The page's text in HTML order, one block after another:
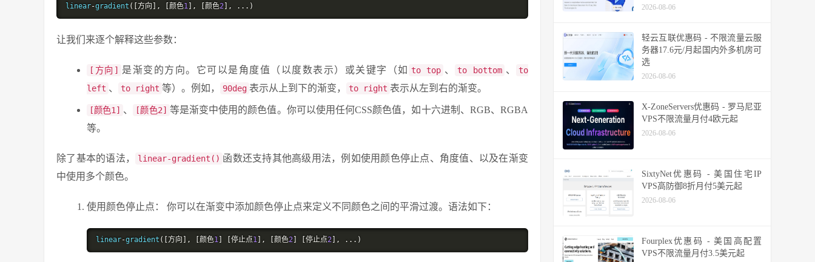
linear-gradient ([方向], [颜色1 ], [颜色2 ], ...)
让我们来逐个解释这些参数：
[方向] 是渐变的方向。它可以是角度值（以度数表示）或关键字（如 to top 、 to bottom 、
to
left 、 to right 等）。例如， 90deg 表示从上到下的渐变， to right 表示从左到右的渐变。
[颜色1] 、 [颜色2] 等是渐变中使用的颜色值。你可以使用任何CSS颜色值，如十六进制、RGB、RGBA
等。
除了基本的语法， linear-gradient() 函数还支持其他高级用法，例如使用颜色停止点、角度值、以及在渐变
中使用多个颜色。
使用颜色停止点： 你可以在渐变中添加颜色停止点来定义不同颜色之间的平滑过渡。语法如下：
linear-gradient ([方向], [颜色1 [停止点1 ], [颜色2 [停止点2 ], ...)
2026-08-06
轻云互联优惠码 - 不限流量云服
务器17.6元/月起国内外多机房可
选
2026-08-06
X-ZoneServers优惠码 - 罗马尼亚
VPS不限流量月付4欧元起
2026-08-06
SixtyNet优惠码 - 美国住宅IP
VPS高防御8折月付5美元起
2026-08-06
Fourplex优惠码 - 美国高配置
VPS不限流量月付3.5美元起